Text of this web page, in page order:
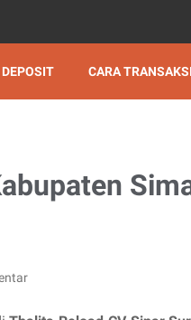
CARA TRANSAKSI